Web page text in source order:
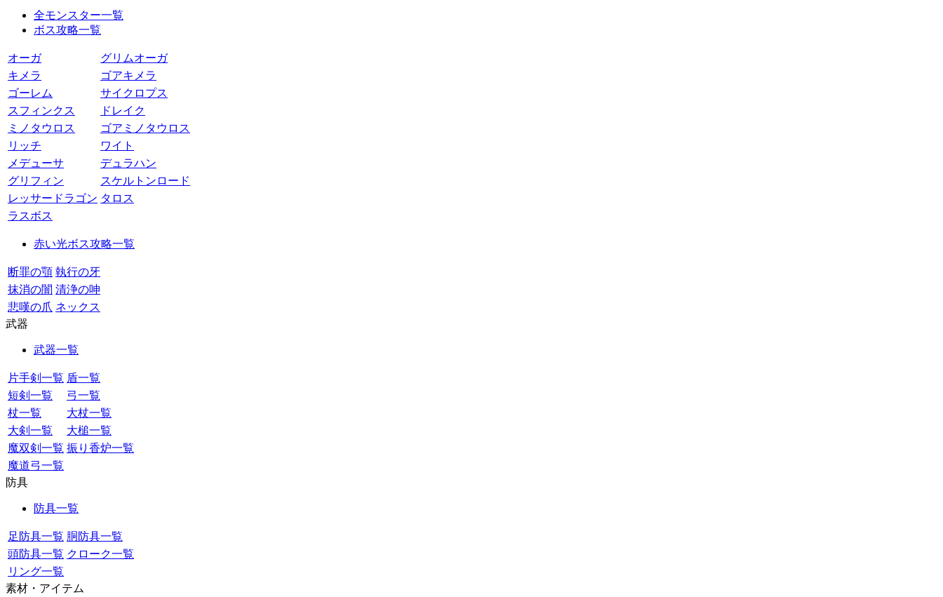
全モンスター一覧
ボス攻略一覧
オーガ
グリムオーガ
キメラ
ゴアキメラ
ゴーレム
サイクロプス
スフィンクス
ドレイク
ミノタウロス
ゴアミノタウロス
リッチ
ワイト
メデューサ
デュラハン
グリフィン
スケルトンロード
レッサードラゴン タロス
ラスボス
赤い光ボス攻略一覧
断罪の顎 執行の牙
抹消の闇 清浄の呻
悲嘆の爪 ネックス
武器
武器一覧
片手剣一覧 盾一覧
短剣一覧
弓一覧
杖一覧
大杖一覧
大剣一覧
大槌一覧
魔双剣一覧 振り香炉一覧
魔道弓一覧
防具
防具一覧
足防具一覧 胴防具一覧
頭防具一覧 クローク一覧
リング一覧
素材・アイテム